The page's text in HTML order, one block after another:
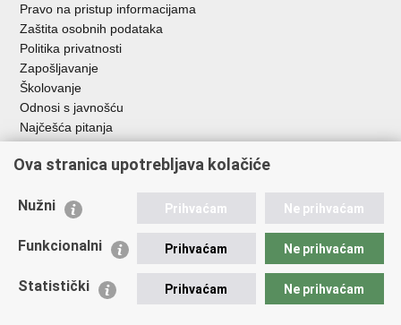
Pravo na pristup informacijama
Zaštita osobnih podataka
Politika privatnosti
Zapošljavanje
Školovanje
Odnosi s javnošću
Najčešća pitanja
Važne poveznice
EMN Nacionalna kontaktna točka za Republiku Hrvatsku
Policijska akademija
Zaklada policijske solidarnosti
Ova stranica upotrebljava kolačiće
Nužni Prihvaćam Ne prihvaćam
Funkcionalni Prihvaćam Ne prihvaćam
Statistički Prihvaćam Ne prihvaćam